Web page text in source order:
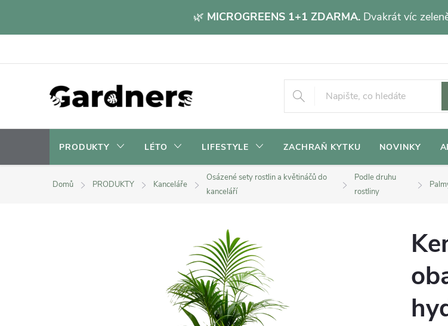
🌿 MICROGREENS 1+1 ZDARMA. Dvakrát víc
PRODUKTY LÉTO LIFESTYLE ZACHRAŇ KYTKU NOVINKY
Domů PRODUKTY Kanceláře
Osázené sety rostlin a květináčů do
kanceláří
Podle druhu
rostliny